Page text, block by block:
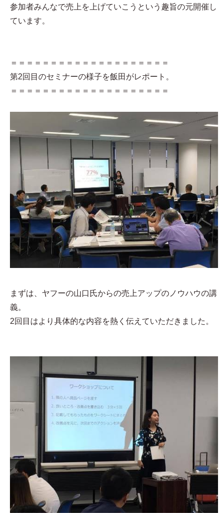
参加者みんなで売上を上げていこうという趣旨の元開催し
ています。
＝＝＝＝＝＝＝＝＝＝＝＝＝＝＝＝＝＝＝＝
第2回目のセミナーの様子を飯田がレポート。
＝＝＝＝＝＝＝＝＝＝＝＝＝＝＝＝＝＝＝＝
まずは、ヤフーの山口氏からの売上アップのノウハウの講
義。
2回目はより具体的な内容を熱く伝えていただきました。